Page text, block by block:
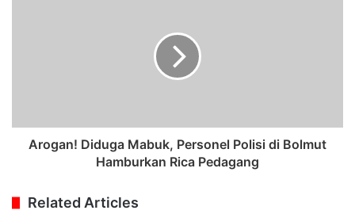
Arogan! Diduga Mabuk, Personel Polisi di Bolmut
Hamburkan Rica Pedagang
Related Articles